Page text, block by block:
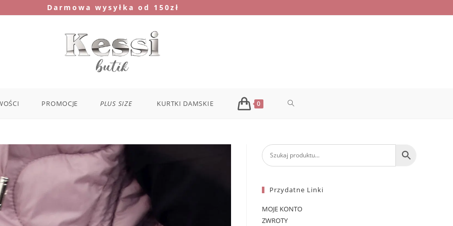
Darmowa wysyłka od 150zł
PROMOCJE PLUS SIZE KURTKI DAMSKIE 0 TOGGLE
Przydatne Linki
MOJE KONTO
ZWROTY